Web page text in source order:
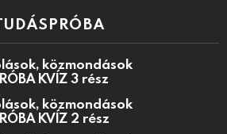
közmondások
KVÍZ 3 rész
közmondások
KVÍZ 2 rész